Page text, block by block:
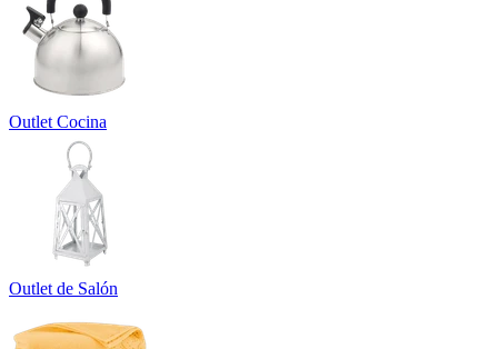
Outlet Cocina
Outlet de Salón